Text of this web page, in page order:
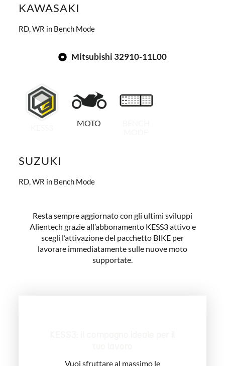
KAWASAKI
RD, WR in Bench Mode
Mitsubishi 32910-11L00
MOTO
SUZUKI
RD, WR in Bench Mode
Resta sempre aggiornato con gli ultimi sviluppi
Alientech grazie all’abbonamento KESS3 attivo e
scegli l’attivazione del pacchetto BIKE per
lavorare immediatamente sulle nuove moto
supportate.
Vuoi sfruttare al massimo le